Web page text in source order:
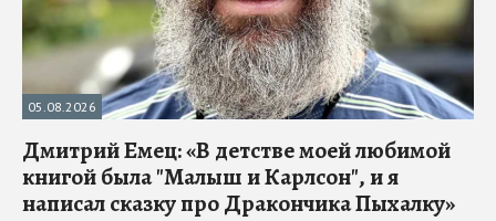
05.08.2026
Дмитрий Емец: «В детстве моей любимой
книгой была "Малыш и Карлсон", и я
написал сказку про Дракончика Пыхалку»